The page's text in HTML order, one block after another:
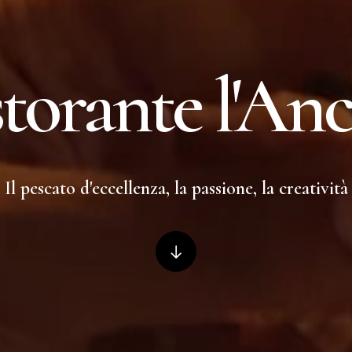
Il pescato d'eccellenza, la passione, la creatività